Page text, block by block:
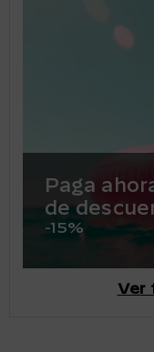
Paga
de
-15%
Ver